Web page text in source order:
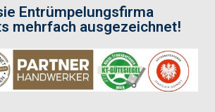
Entrümpelungsfirma
mehrfach ausgezeichnet!